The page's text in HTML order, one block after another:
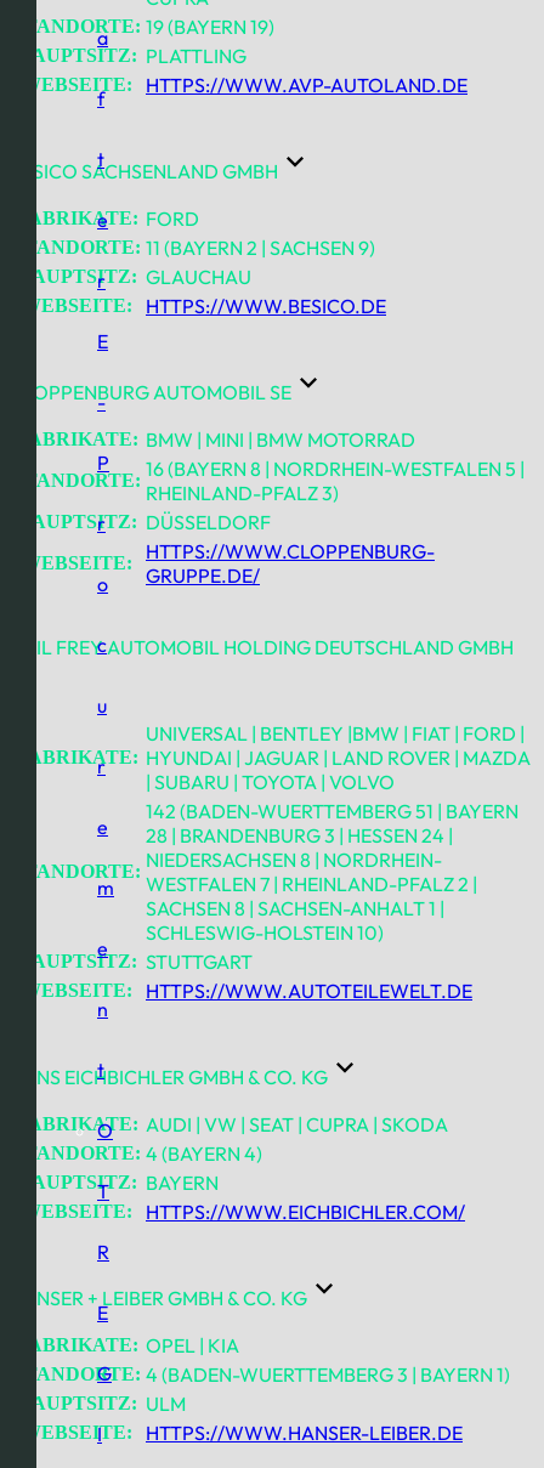
a
f
t
e
r
E
-
P
r
o
c
u
r
e
m
e
n
t
O
T
R
E
G
I
STANDORTE: 19 (BAYERN 19)
HAUPTSITZ: PLATTLING
WEBSEITE: HTTPS://WWW.AVP-AUTOLAND.DE
BESICO SACHSENLAND GMBH
FABRIKATE: FORD
STANDORTE: 11 (BAYERN 2 | SACHSEN 9)
HAUPTSITZ: GLAUCHAU
WEBSEITE: HTTPS://WWW.BESICO.DE
CLOPPENBURG AUTOMOBIL SE
FABRIKATE: BMW | MINI | BMW MOTORRAD
STANDORTE: 16 (BAYERN 8 | NORDRHEIN-WESTFALEN 5 |
RHEINLAND-PFALZ 3)
HAUPTSITZ: DÜSSELDORF
WEBSEITE:
HTTPS://WWW.CLOPPENBURG-
GRUPPE.DE/
EMIL FREY AUTOMOBIL HOLDING DEUTSCHLAND GMBH
FABRIKATE:
UNIVERSAL | BENTLEY |BMW | FIAT | FORD |
HYUNDAI | JAGUAR | LAND ROVER | MAZDA
| SUBARU | TOYOTA | VOLVO
STANDORTE:
142 (BADEN-WUERTTEMBERG 51 | BAYERN
28 | BRANDENBURG 3 | HESSEN 24 |
NIEDERSACHSEN 8 | NORDRHEIN-
WESTFALEN 7 | RHEINLAND-PFALZ 2 |
SACHSEN 8 | SACHSEN-ANHALT 1 |
SCHLESWIG-HOLSTEIN 10)
HAUPTSITZ: STUTTGART
WEBSEITE: HTTPS://WWW.AUTOTEILEWELT.DE
HANS EICHBICHLER GMBH & CO. KG
FABRIKATE: AUDI | VW | SEAT | CUPRA | SKODA
STANDORTE: 4 (BAYERN 4)
HAUPTSITZ: BAYERN
WEBSEITE: HTTPS://WWW.EICHBICHLER.COM/
HANSER + LEIBER GMBH & CO. KG
FABRIKATE: OPEL | KIA
STANDORTE: 4 (BADEN-WUERTTEMBERG 3 | BAYERN 1)
HAUPTSITZ: ULM
WEBSEITE: HTTPS://WWW.HANSER-LEIBER.DE